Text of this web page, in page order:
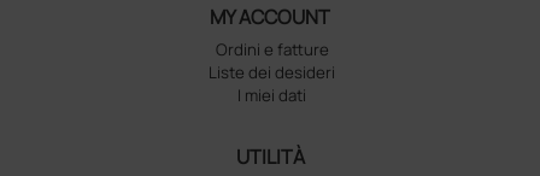
MY ACCOUNT
Ordini e fatture
Liste dei desideri
I miei dati
UTILITÀ